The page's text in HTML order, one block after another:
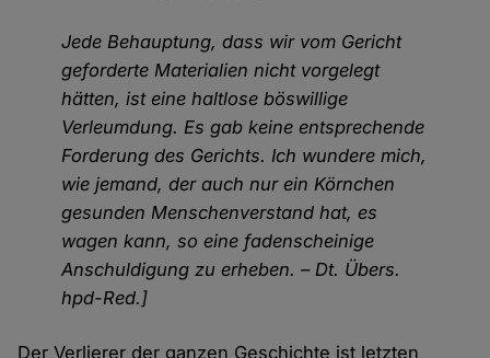
Jede Behauptung, dass wir vom Gericht
geforderte Materialien nicht vorgelegt
hätten, ist eine haltlose böswillige
Verleumdung. Es gab keine entsprechende
Forderung des Gerichts. Ich wundere mich,
wie jemand, der auch nur ein Körnchen
gesunden Menschenverstand hat, es
wagen kann, so eine fadenscheinige
Anschuldigung zu erheben. – Dt. Übers.
hpd-Red.]
Der Verlierer der ganzen Geschichte ist letzten